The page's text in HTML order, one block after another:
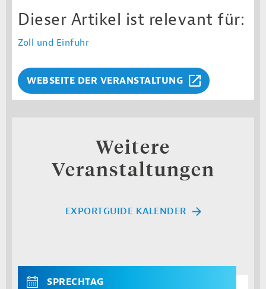
Dieser Artikel ist relevant für:
Zoll und Einfuhr
WEBSEITE DER VERANSTALTUNG
Weitere
Veranstaltungen
EXPORTGUIDE KALENDER
SPRECHTAG